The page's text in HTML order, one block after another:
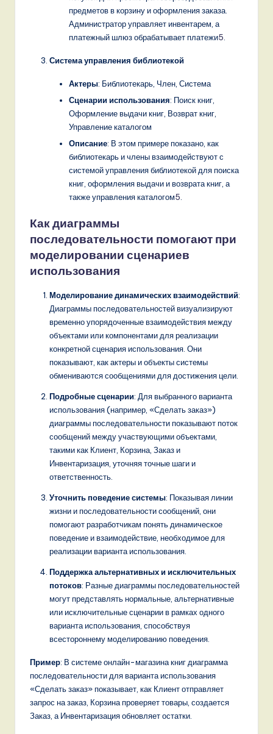
предметов в корзину и оформления заказа.
Администратор управляет инвентарем, а
платежный шлюз обрабатывает платежи5
Система управления библиотекой
Актеры: Библиотекарь, Член, Система
Сценарии использования: Поиск книг,
Оформление выдачи книг, Возврат книг,
Управление каталогом
Описание: В этом примере показано, как
библиотекарь и члены взаимодействуют с
системой управления библиотекой для поиска
книг, оформления выдачи и возврата книг, а
также управления каталогом5
Как диаграммы
последовательности помогают при
моделировании сценариев
использования
Моделирование динамических взаимодействий:
Диаграммы последовательностей визуализируют
временно упорядоченные взаимодействия между
объектами или компонентами для реализации
конкретной сценария использования. Они
показывают, как актеры и объекты системы
обмениваются сообщениями для достижения цели.
Подробные сценарии: Для выбранного варианта
использования (например, «Сделать заказ»)
диаграммы последовательности показывают поток
сообщений между участвующими объектами,
такими как Клиент, Корзина, Заказ и
Инвентаризация, уточняя точные шаги и
ответственность.
Уточнить поведение системы: Показывая линии
жизни и последовательности сообщений, они
помогают разработчикам понять динамическое
поведение и взаимодействие, необходимое для
реализации варианта использования.
Поддержка альтернативных и исключительных
потоков: Разные диаграммы последовательностей
могут представлять нормальные, альтернативные
или исключительные сценарии в рамках одного
варианта использования, способствуя
всестороннему моделированию поведения.
Пример: В системе онлайн-магазина книг диаграмма
последовательности для варианта использования
«Сделать заказ» показывает, как Клиент отправляет
запрос на заказ, Корзина проверяет товары, создается
Заказ, а Инвентаризация обновляет остатки.